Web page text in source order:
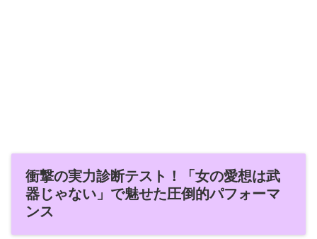
衝撃の実力診断テスト！「女の愛想は武
器じゃない」で魅せた圧倒的パフォーマ
ンス